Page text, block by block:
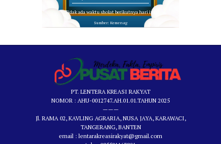
Tidak ada waktu sholat berikutnya hari ini.
Sumber: Kemenag
PT. LENTERA KREASI RAKYAT
NOMOR : AHU-0012747.AH.01.01.TAHUN 2025
———
Jl. RAMA 02, KAVLING AGRARIA, NUSA JAYA, KARAWACI,
TANGERANG, BANTEN
email : lentarakreasirakyat@gmail.com